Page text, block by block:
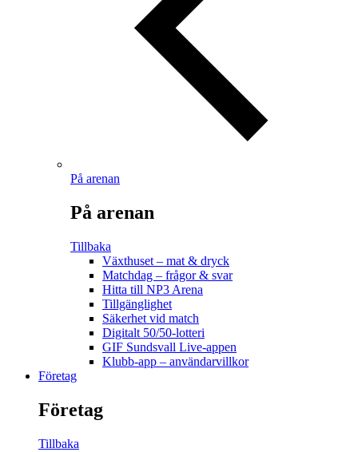
På arenan
På arenan
Tillbaka
Växthuset – mat & dryck
Matchdag – frågor & svar
Hitta till NP3 Arena
Tillgänglighet
Säkerhet vid match
Digitalt 50/50-lotteri
GIF Sundsvall Live-appen
Klubb-app – användarvillkor
Företag
Företag
Tillbaka